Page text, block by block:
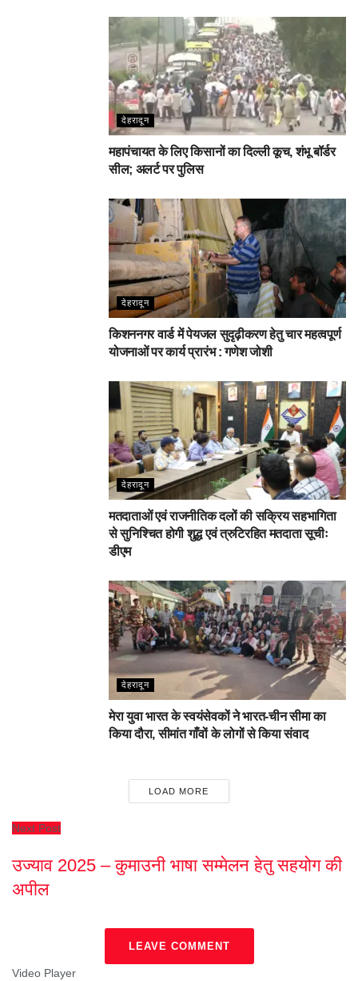
देहरादून
महापंचायत के लिए किसानों का दिल्ली कूच, शंभू बॉर्डर
सील; अलर्ट पर पुलिस
देहरादून
किशननगर वार्ड में पेयजल सुदृढ़ीकरण हेतु चार महत्वपूर्ण
योजनाओं पर कार्य प्रारंभ : गणेश जोशी
देहरादून
मतदाताओं एवं राजनीतिक दलों की सक्रिय सहभागिता
से सुनिश्चित होगी शुद्ध एवं त्रुटिरहित मतदाता सूचीः
डीएम
देहरादून
मेरा युवा भारत के स्वयंसेवकों ने भारत-चीन सीमा का
किया दौरा, सीमांत गाँवों के लोगों से किया संवाद
LOAD MORE
Next Post
उज्याव 2025 – कुमाउनी भाषा सम्मेलन हेतु सहयोग की
अपील
LEAVE COMMENT
Video Player